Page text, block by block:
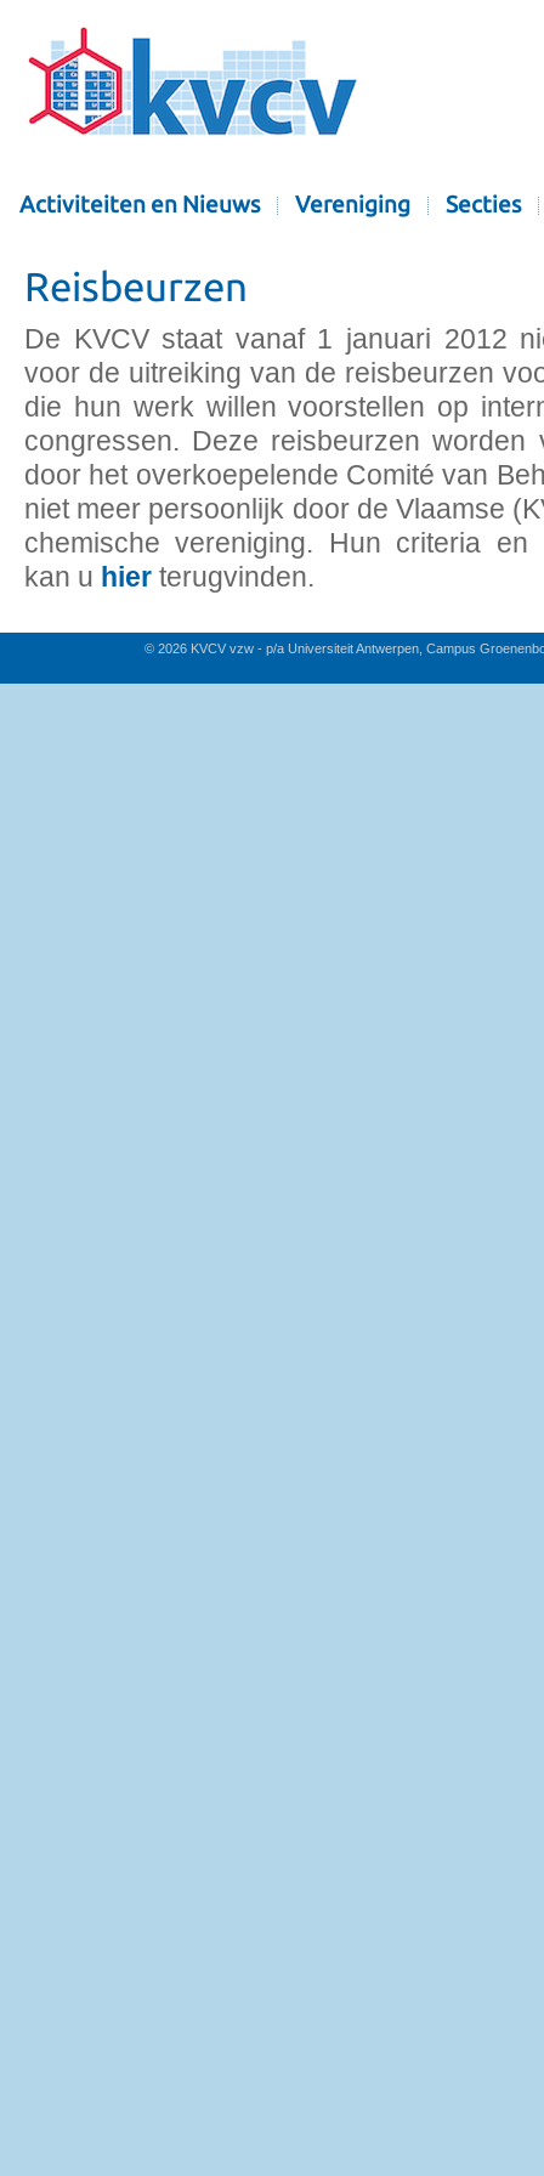
Activiteiten en Nieuws Vereniging Secties
Reisbeurzen
De KVCV staat vanaf 1 januari 2012
voor de uitreiking van de reisbeurzen
die hun werk willen voorstellen op
congressen. Deze reisbeurzen worden
door het overkoepelende Comité van
niet meer persoonlijk door de Vlaamse
chemische vereniging. Hun criteria en
kan u hier terugvinden.
© 2026 KVCV vzw - p/a Universiteit Antwerpen, Campus